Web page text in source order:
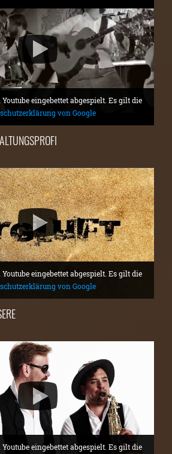
eingebettet abgespielt. Es gilt die
von Google
eingebettet abgespielt. Es gilt die
von Google
eingebettet abgespielt. Es gilt die